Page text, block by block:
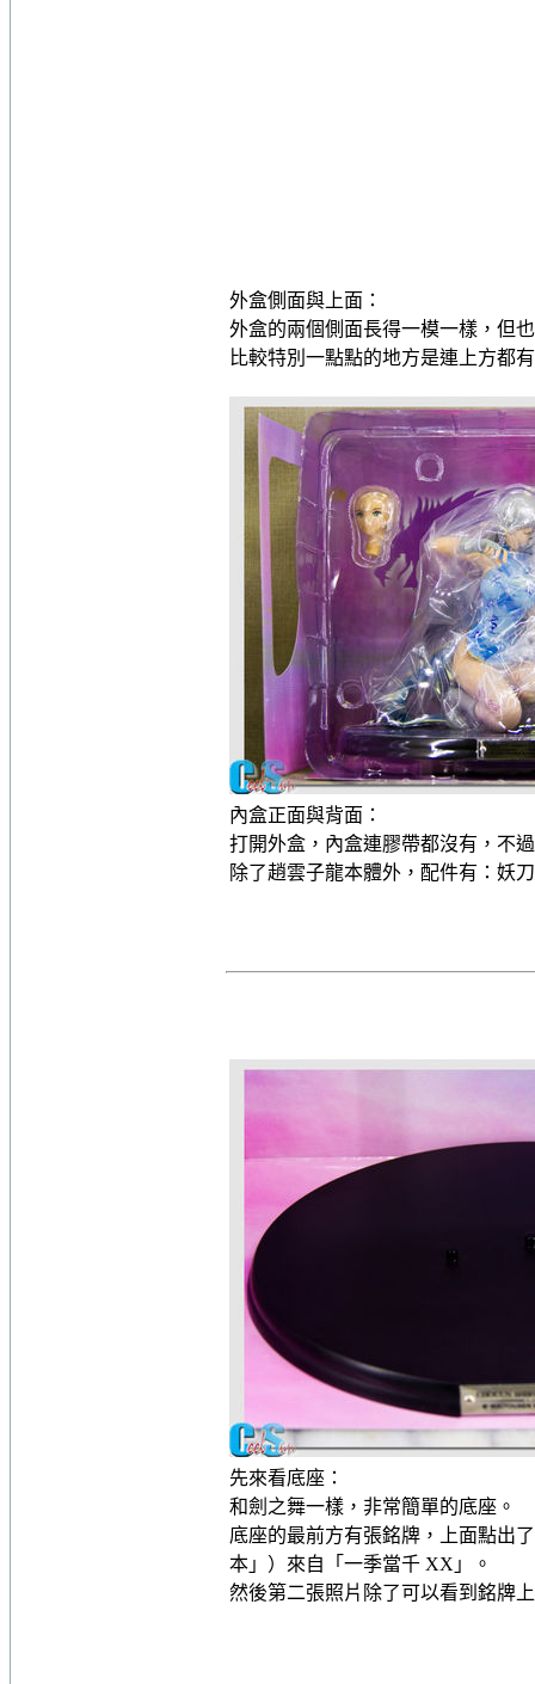
外盒側面與上面：
外盒的兩個側面長得一模一樣，但
比較特別一點點的地方是連上方都
內盒正面與背面：
打開外盒，內盒連膠帶都沒有，不
除了趙雲子龍本體外，配件有：妖
先來看底座：
和劍之舞一樣，非常簡單的底座。
底座的最前方有張銘牌，上面點出
本」）來自「一季當千 XX」。
然後第二張照片除了可以看到銘牌